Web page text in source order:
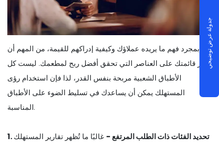
بمجرد فهم ما يريده عملاؤك وكيفية إدراكهم للقيمة، من المهم أن
تركز قائمتك على العناصر التي تحقق أفضل ربح لمطعمك. ليست كل
الأطباق الشعبية مربحة بنفس القدر، لذا فإن استخدام رؤى
المستهلك يمكن أن يساعدك في تسليط الضوء على الأطباق
المناسبة.
1. تحديد الفئات ذات الطلب المرتفع - غالبًا ما تُظهر تقارير المستهلك
جدولة عرض توضيحي